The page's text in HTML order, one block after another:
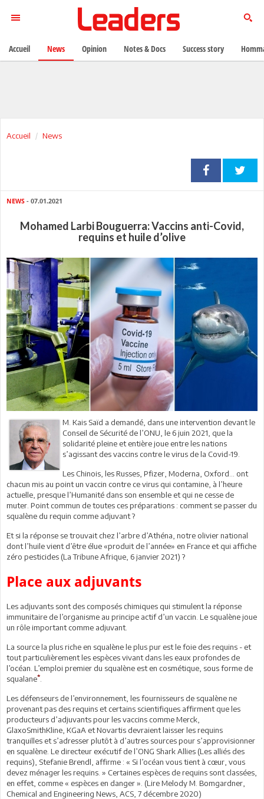
Accueil News
NEWS - 07.01.2021
Mohamed Larbi Bouguerra: Vaccins anti-Covid,
requins et huile d’olive
M. Kais Saïd a demandé, dans une intervention devant le
Conseil de Sécurité de l’ONU, le 6 juin 2021, que la
solidarité pleine et entière joue entre les nations
s’agissant des vaccins contre le virus de la Covid-19.
Les Chinois, les Russes, Pfizer, Moderna, Oxford… ont
chacun mis au point un vaccin contre ce virus qui contamine, à l’heure
actuelle, presque l’Humanité dans son ensemble et qui ne cesse de
muter. Point commun de toutes ces préparations : comment se passer du
squalène du requin comme adjuvant ?
Et si la réponse se trouvait chez l’arbre d’Athéna, notre olivier national
dont l’huile vient d’être élue «produit de l’année» en France et qui affiche
zéro pesticides (La Tribune Afrique, 6 janvier 2021) ?
Place aux adjuvants
Les adjuvants sont des composés chimiques qui stimulent la réponse
immunitaire de l’organisme au principe actif d’un vaccin. Le squalène joue
un rôle important comme adjuvant.
La source la plus riche en squalène le plus pur est le foie des requins - et
tout particulièrement les espèces vivant dans les eaux profondes de
l’océan. L’emploi premier du squalène est en cosmétique, sous forme de
squalane*
Les défenseurs de l’environnement, les fournisseurs de squalène ne
provenant pas des requins et certains scientifiques affirment que les
producteurs d’adjuvants pour les vaccins comme Merck,
GlaxoSmithKline, KGaA et Novartis devraient laisser les requins
tranquilles et s’adresser plutôt à d’autres sources pour s’approvisionner
en squalène. Le directeur exécutif de l’ONG Shark Allies (Les alliés des
requins), Stefanie Brendl, affirme : « Si l’océan vous tient à cœur, vous
devez ménager les requins. » Certaines espèces de requins sont classées,
en effet, comme « espèces en danger ». (Lire Melody M. Bomgardner,
Chemical and Engineering News, ACS, 7 décembre 2020)
Accueil News Opinion Notes & Docs Success story